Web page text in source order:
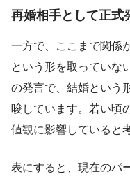
再婚相手として正式
一方で、ここまで関係
という形を取っていな
の発言で、結婚という
唆しています。若い頃
値観に影響していると
表にすると、現在のパ